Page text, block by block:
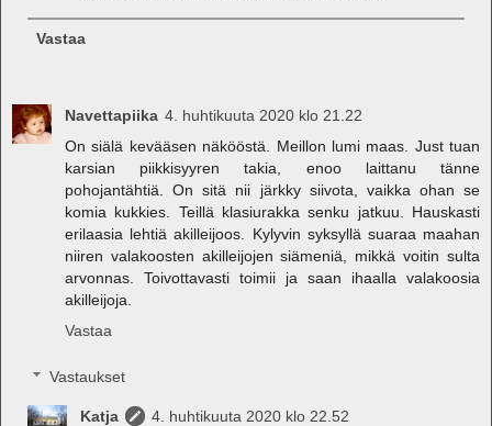
Vastaa
Navettapiika 4. huhtikuuta 2020 klo 21.22
On siälä kevääsen näkööstä. Meillon lumi maas. Just tuan
karsian piikkisyyren takia, enoo laittanu tänne
pohojantähtiä. On sitä nii järkky siivota, vaikka ohan se
komia kukkies. Teillä klasiurakka senku jatkuu. Hauskasti
erilaasia lehtiä akilleijoos. Kylyvin syksyllä suaraa maahan
niiren valakoosten akilleijojen siämeniä, mikkä voitin sulta
arvonnas. Toivottavasti toimii ja saan ihaalla valakoosia
akilleijoja.
Vastaa
Vastaukset
Katja
4. huhtikuuta 2020 klo 22.52